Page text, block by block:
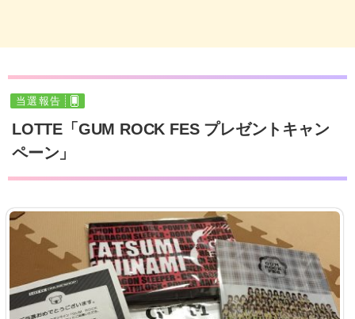
当選報告
LOTTE「GUM ROCK FES プレゼントキャン
ペーン」